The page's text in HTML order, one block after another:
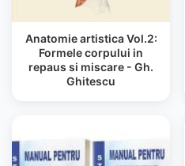
Anatomie artistica Vol.2:
Formele corpului in
repaus si miscare - Gh.
Ghitescu